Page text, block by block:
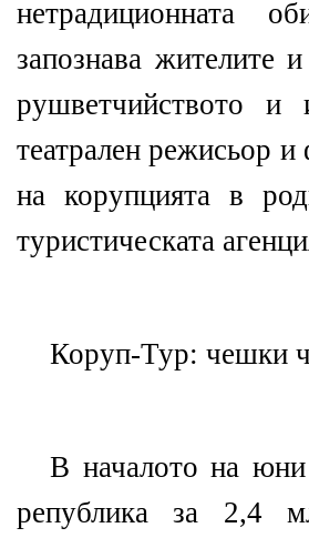
нетрадиционната
запознава жителите
рушветчийството
театрален режисьор
на корупцията в
туристическата
Коруп-Тур: чешки
В началото на
република за 2,4